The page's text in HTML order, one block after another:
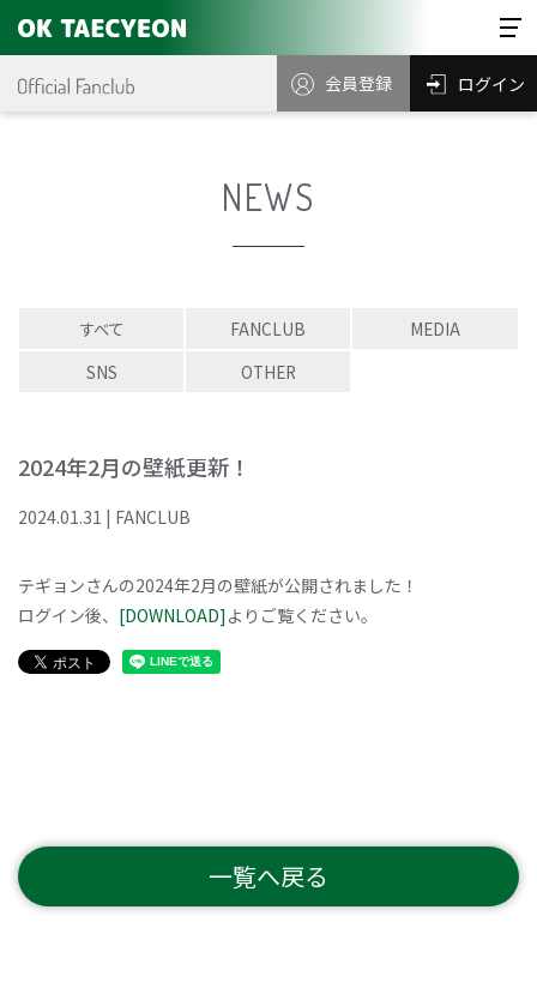
会員登録 ログイン
NEWS
すべて FANCLUB
MEDIA
SNS
OTHER
2024年2月の壁紙更新！
2024.01.31 | FANCLUB
テギョンさんの2024年2月の壁紙が公開されました！
ログイン後、 [DOWNLOAD] よりご覧ください。
一覧へ戻る